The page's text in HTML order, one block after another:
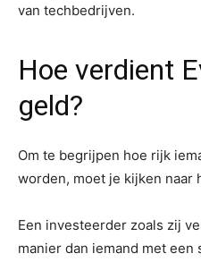
van techbedrijven.
Hoe verdient
geld?
Om te begrijpen hoe rijk
worden, moet je kijken naar
Een investeerder zoals zij
manier dan iemand met een